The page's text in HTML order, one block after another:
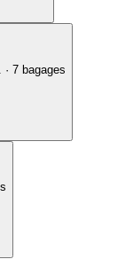
· 7 bagages